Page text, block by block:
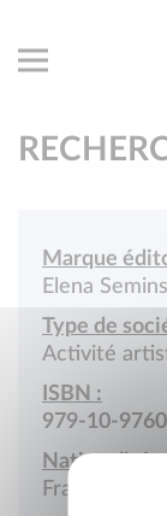
Marque
Elena
Type de
Activité
ISBN :
979-10-
Nationalité :
France